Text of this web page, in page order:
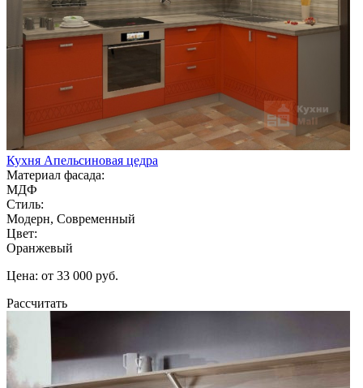
Кухня Апельсиновая цедра
Материал фасада:
МДФ
Стиль:
Модерн, Современный
Цвет:
Оранжевый
Цена: от 33 000 руб.
Рассчитать